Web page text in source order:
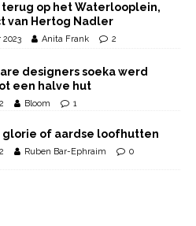
op het Waterlooplein,
van Hertog Nadler
Anita Frank 2
designers soeka werd
een halve hut
Bloom 1
glorie of aardse loofhutten
Ruben Bar-Ephraim 0